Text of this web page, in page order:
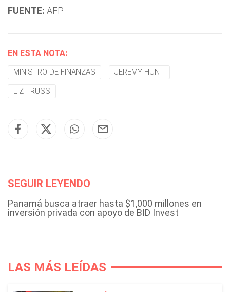
FUENTE: AFP
EN ESTA NOTA:
MINISTRO DE FINANZAS JEREMY HUNT
LIZ TRUSS
SEGUIR LEYENDO
Panamá busca atraer hasta $1,000 millones en
inversión privada con apoyo de BID Invest
LAS MÁS LEÍDAS